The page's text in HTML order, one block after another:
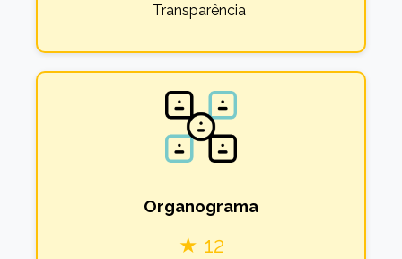
Transparência
Organograma
★ 12